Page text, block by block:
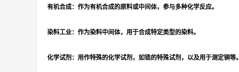
有机合成：作为有机合成的原料或中间体，参与多种化学反应。
染料工业：作为染料中间体，用于合成特定类型的染料。
化学试剂：用作特殊的化学试剂，如锆的特殊试剂，以及用于测定铜等。